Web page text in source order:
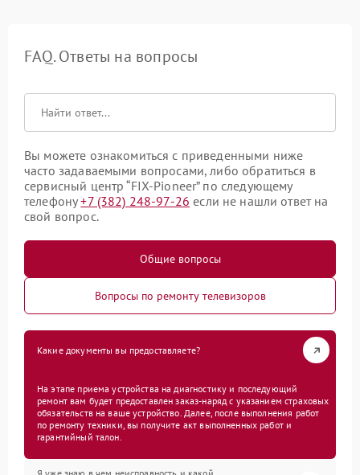
FAQ. Ответы на вопросы
Вы можете ознакомиться с приведенными ниже
часто задаваемыми вопросами, либо обратиться в
сервисный центр “FIX-Pioneer” по следующему
телефону+7 (382) 248-97-26 если не нашли ответ на
свой вопрос.
Общие вопросы
Вопросы по ремонту телевизоров
Какие документы вы предоставляете?
На этапе приема устройства на диагностику и последующий
ремонт вам будет предоставлен заказ-наряд с указанием страховых
обязательств на ваше устройство. Далее, после выполнения работ
по ремонту техники, вы получите акт выполненных работ и
гарантийный талон.